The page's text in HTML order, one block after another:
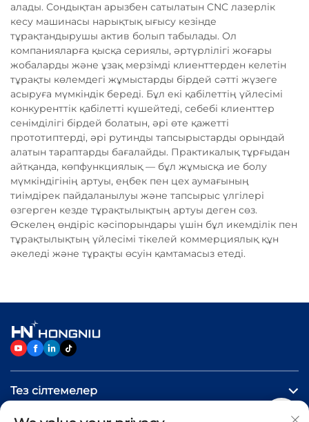
алады. Сондықтан арызбен сатылатын CNC лазерлік
кесу машинасы нарықтық ығысу кезінде
тұрақтандырушы актив болып табылады. Ол
компанияларға қысқа сериялы, әртүрлілігі жоғары
жобаларды және ұзақ мерзімді клиенттерден келетін
тұрақты көлемдегі жұмыстарды бірдей сәтті жүзеге
асыруға мүмкіндік береді. Бұл екі қабілеттің үйлесімі
конкуренттік қабілетті күшейтеді, себебі клиенттер
сенімділігі бірдей болатын, әрі өте қажетті
прототиптерді, әрі рутинды тапсырыстарды орындай
алатын тараптарды бағалайды. Практикалық тұрғыдан
айтқанда, көпфункциялық — бұл жұмысқа ие болу
мүмкіндігінің артуы, еңбек пен цех аумағының
тиімдірек пайдаланылуы және тапсырыс үлгілері
өзгерген кезде тұрақтылықтың артуы деген сөз.
Өскелең өндіріс кәсіпорындары үшін бұл икемділік пен
тұрақтылықтың үйлесімі тікелей коммерциялық құн
әкеледі және тұрақты өсуін қамтамасыз етеді.
Тез сілтемелер